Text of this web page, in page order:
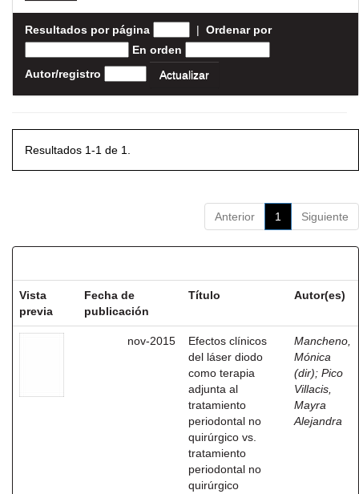
Resultados por página | Ordenar por
En orden
Autor/registro
Resultados 1-1 de 1.
Anterior 1 Siguiente
Vista
previa
Fecha de
publicación
Título Autor(es)
nov-2015
Efectos clínicos
del láser diodo
como terapia
adjunta al
tratamiento
periodontal no
quirúrgico vs.
tratamiento
periodontal no
quirúrgico
Mancheno,
Mónica
(dir); Pico
Villacis,
Mayra
Alejandra